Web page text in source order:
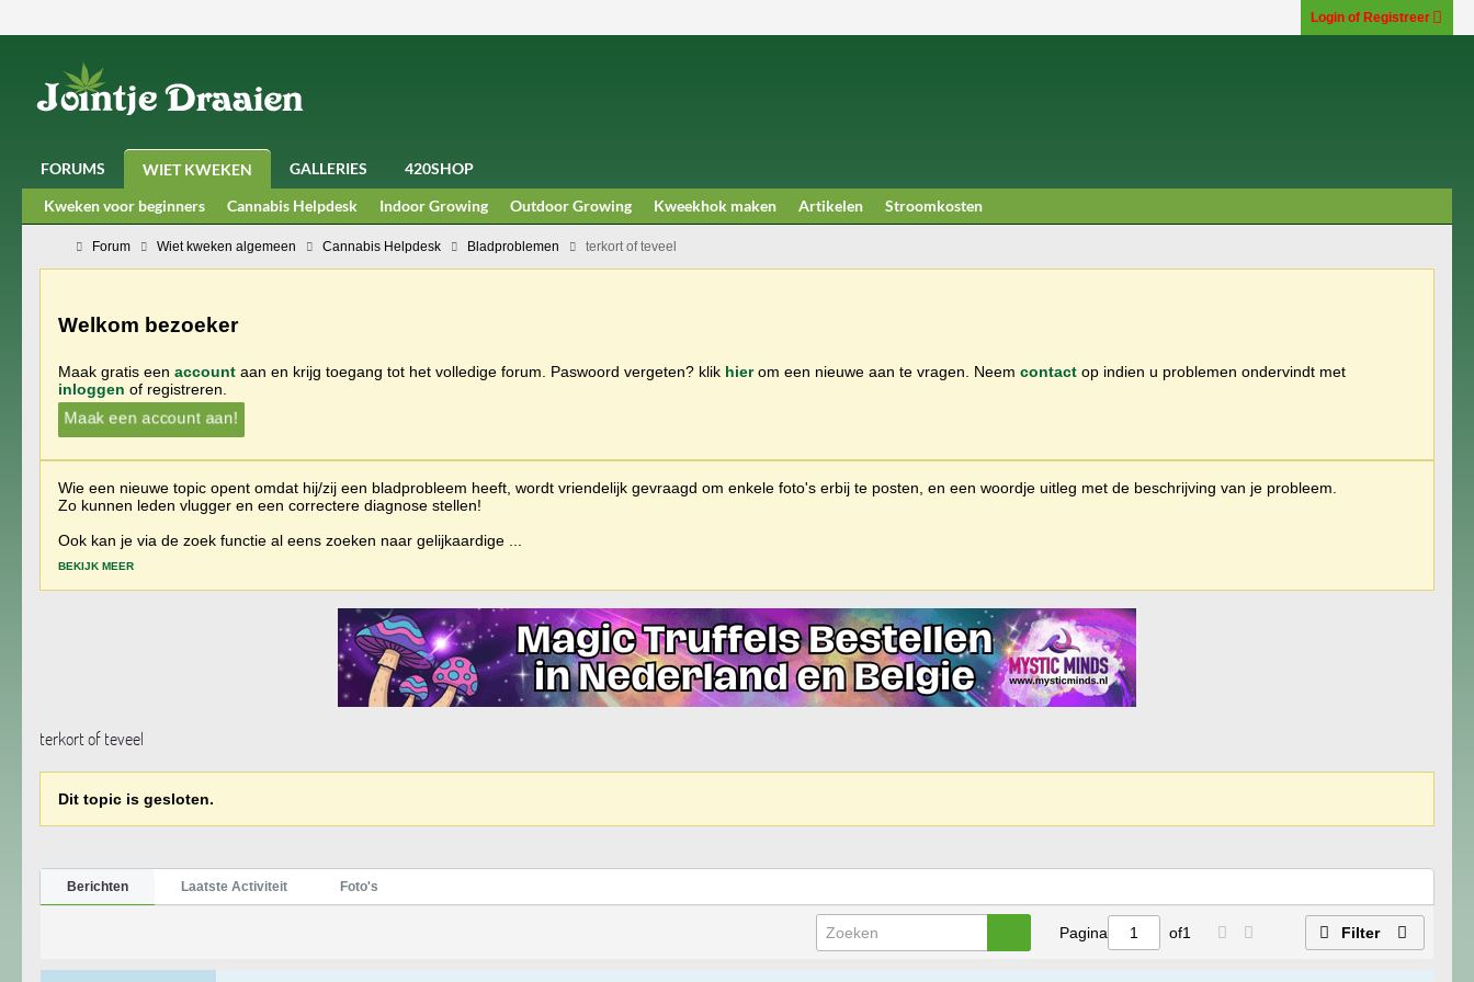
Login of Registreer
FORUMS WIET KWEKEN GALLERIES
420SHOP
Kweken voor beginners
Cannabis Helpdesk Indoor Growing Outdoor Growing Kweekhok maken Artikelen Stroomkosten
Forum Wiet kweken algemeen Cannabis Helpdesk Bladproblemen terkort of teveel
Welkom bezoeker
Maak gratis een account aan en krijg toegang tot het volledige forum. Paswoord vergeten? klik hierom een nieuwe aan te vragen. Neem contact op indien u problemen ondervindt met
inloggen of registreren.
Maak een account aan!
Wie een nieuwe topic opent omdat hij/zij een bladprobleem heeft, wordt vriendelijk gevraagd om enkele foto's erbij te posten, en een woordje uitleg met de beschrijving van je probleem.
Zo kunnen leden vlugger en een correctere diagnose stellen!
Ook kan je via de zoek functie al eens zoeken naar gelijkaardige
BEKIJK MEER
terkort of teveel
Dit topic is gesloten.
Berichten Laatste Activiteit Foto's
Pagina of1 Filter